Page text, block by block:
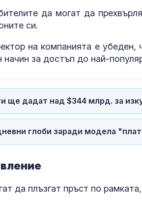
да могат да
си.
на компанията е
начин за достъп до най-
ще дадат над $344 млрд. за
глоби заради модела
да плъзгат пръст по